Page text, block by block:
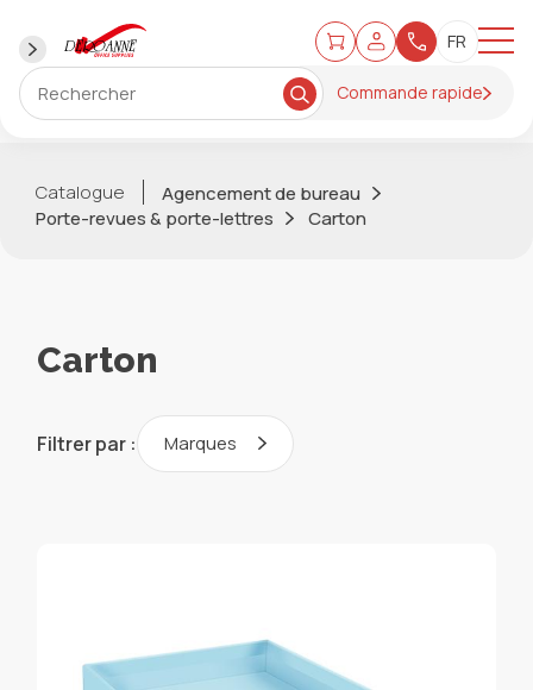
Commande rapide
Catalogue
Agencement de bureau
Porte-revues & porte-lettres
Carton
Carton
Filtrer par : Marques